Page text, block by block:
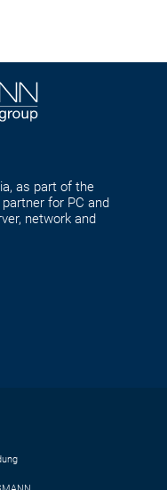
as part of the
for PC and
network and